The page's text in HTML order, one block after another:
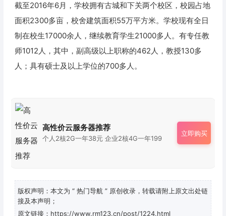
截至2016年6月，学校拥有古城和下关两个校区，校园占地
面积2300多亩，校舍建筑面积55万平方米。学校现有全日
制在校生17000余人，继续教育学生21000多人。有专任教
师1012人，其中，副高级以上职称的462人，教授130多
人；具有硕士及以上学位的700多人。
高性价云服务器推荐
个人2核2G一年38元 企业2核4G一年199
立即购买
版权声明：本文为 “ 热门导航 ” 原创收录，转载请附上原文出处链
接及本声明；
原文链接：https://www.rm123.cn/post/1224.html